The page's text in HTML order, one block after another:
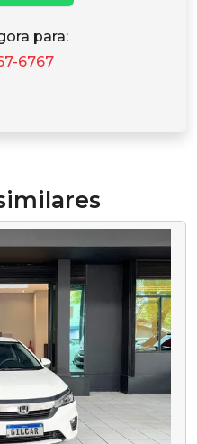
para:
6767